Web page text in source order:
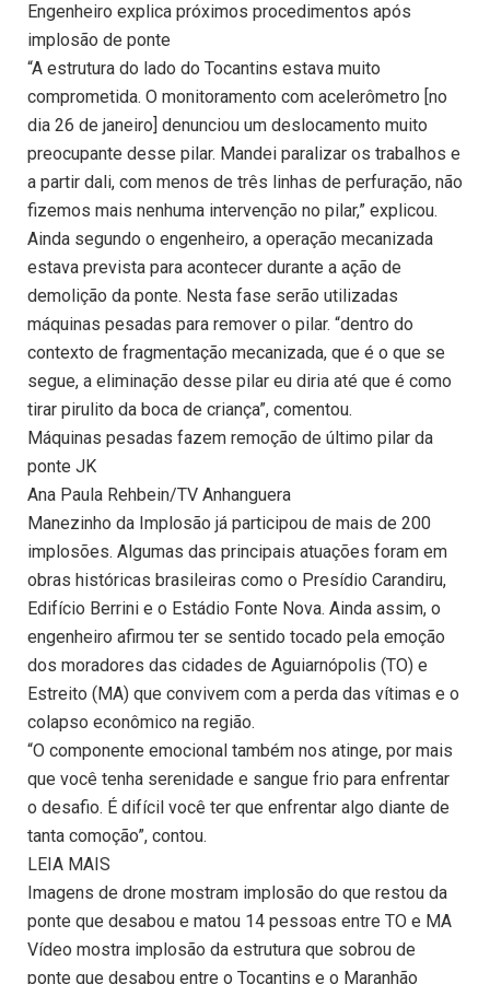
Engenheiro explica próximos procedimentos após
implosão de ponte
“A estrutura do lado do Tocantins estava muito
comprometida. O monitoramento com acelerômetro [no
dia 26 de janeiro] denunciou um deslocamento muito
preocupante desse pilar. Mandei paralizar os trabalhos e
a partir dali, com menos de três linhas de perfuração, não
fizemos mais nenhuma intervenção no pilar,” explicou.
Ainda segundo o engenheiro, a operação mecanizada
estava prevista para acontecer durante a ação de
demolição da ponte. Nesta fase serão utilizadas
máquinas pesadas para remover o pilar. “dentro do
contexto de fragmentação mecanizada, que é o que se
segue, a eliminação desse pilar eu diria até que é como
tirar pirulito da boca de criança”, comentou.
Máquinas pesadas fazem remoção de último pilar da
ponte JK
Ana Paula Rehbein/TV Anhanguera
Manezinho da Implosão já participou de mais de 200
implosões. Algumas das principais atuações foram em
obras históricas brasileiras como o Presídio Carandiru,
Edifício Berrini e o Estádio Fonte Nova. Ainda assim, o
engenheiro afirmou ter se sentido tocado pela emoção
dos moradores das cidades de Aguiarnópolis (TO) e
Estreito (MA) que convivem com a perda das vítimas e o
colapso econômico na região.
“O componente emocional também nos atinge, por mais
que você tenha serenidade e sangue frio para enfrentar
o desafio. É difícil você ter que enfrentar algo diante de
tanta comoção”, contou.
LEIA MAIS
Imagens de drone mostram implosão do que restou da
ponte que desabou e matou 14 pessoas entre TO e MA
Vídeo mostra implosão da estrutura que sobrou de
ponte que desabou entre o Tocantins e o Maranhão